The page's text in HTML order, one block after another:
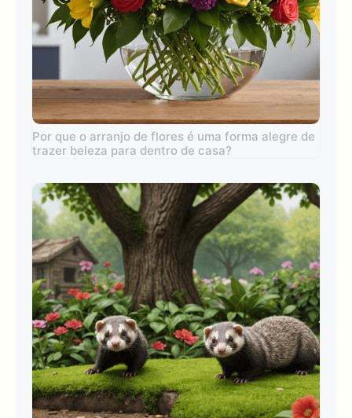
Por que o arranjo de flores é uma forma alegre de
trazer beleza para dentro de casa?